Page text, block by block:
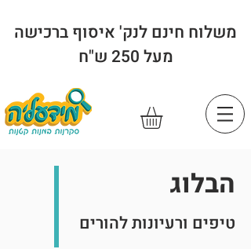
משלוח חינם לנק' איסוף ברכישה
מעל 250 ש"ח
הבלוג
טיפים ורעיונות להורים